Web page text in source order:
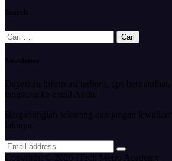
Search
Cari
untuk:
Newsletter
Dapatkan informasi terbaru, tips
langsung ke email Anda!
Bergabunglah sekarang dan jangan
lainnya.
Copyright © 2026 ITech Metro Academy